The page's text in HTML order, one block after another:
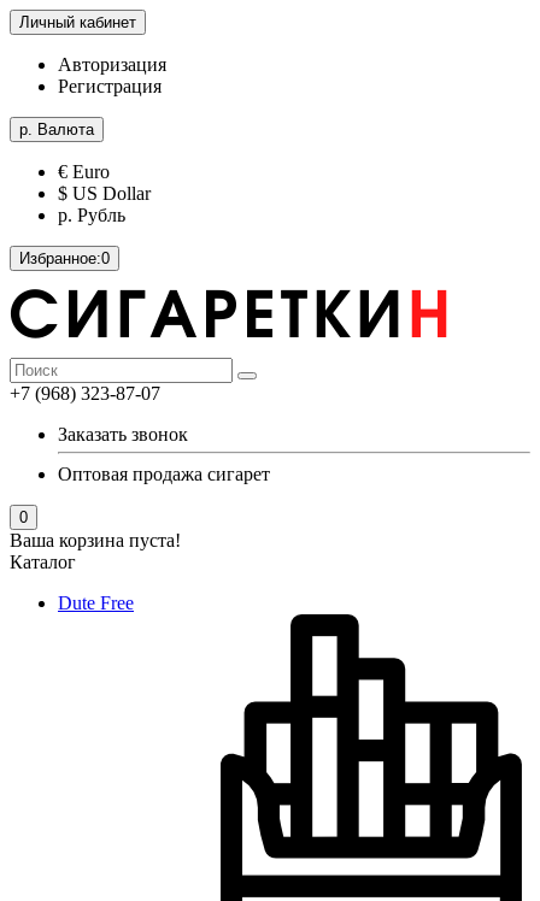
Личный кабинет
Авторизация
Регистрация
р. Валюта
€ Euro
$ US Dollar
р. Рубль
Избранное:0
+7 (968) 323-87-07
Заказать звонок
Оптовая продажа сигарет
0
Ваша корзина пуста!
Каталог
Dute Free